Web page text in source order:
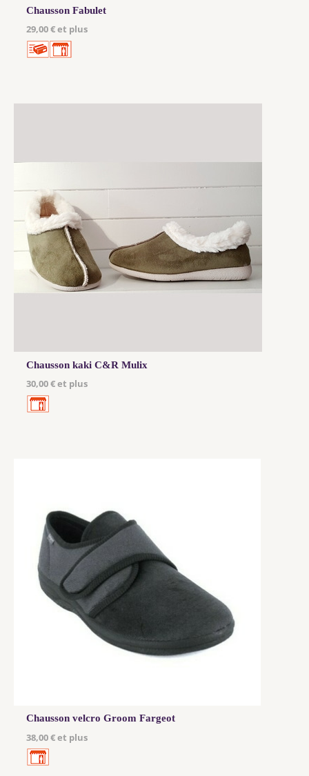
Chausson Fabulet
29,00 € et plus
Chausson kaki C&R Mulix
30,00 € et plus
Chausson velcro Groom Fargeot
38,00 € et plus